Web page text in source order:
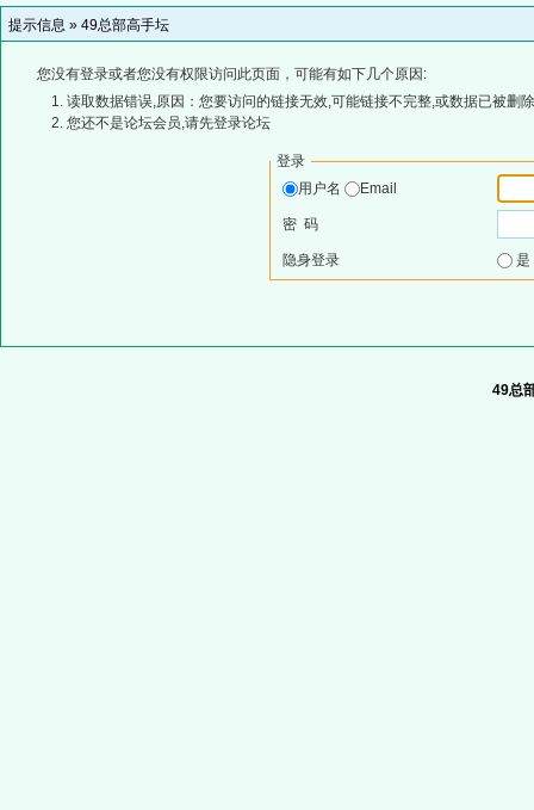
提示信息 » 49总部高手坛
您没有登录或者您没有权限访问此页面，可能有如下几个原因:
读取数据错误,原因：您要访问的链接无效,可能链接不完整,或数据已被删
您还不是论坛会员,请先登录论坛
登录
用户名
Email
密 码
隐身登录
49总